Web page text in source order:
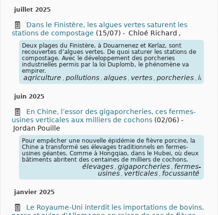
juillet 2025
Dans le Finistère, les algues vertes saturent les
stations de compostage (15/07) - Chloé Richard ,
Deux plages du Finistère, à Douarnenez et Kerlaz, sont
recouvertes d’algues vertes. De quoi saturer les stations de
compostage. Avec le développement des porcheries
industrielles permis par la loi Duplomb, le phénomène va
empirer.
agriculture , pollutions , algues , vertes , porcheries ,
juin 2025
En Chine, l’essor des gigaporcheries, ces fermes-
usines verticales aux milliers de cochons (02/06) -
Jordan Pouille
Pour empêcher une nouvelle épidémie de fièvre porcine, la
Chine a transformé ses élevages traditionnels en fermes-
usines géantes. Comme à Hongqiao, dans le Hubei, où deux
bâtiments abritent des centaines de milliers de cochons.
élevages , gigaporcheries , fermes-
usines , verticales , focussanté
janvier 2025
Le Royaume-Uni interdit les importations de bovins,